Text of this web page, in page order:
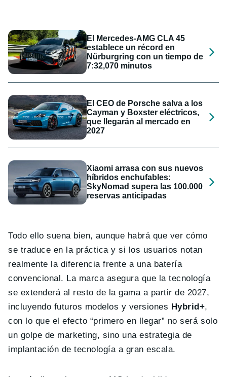
El Mercedes-AMG CLA 45
establece un récord en
Nürburgring con un tiempo de
7:32,070 minutos
El CEO de Porsche salva a los
Cayman y Boxster eléctricos,
que llegarán al mercado en
2027
Xiaomi arrasa con sus nuevos
híbridos enchufables:
SkyNomad supera las 100.000
reservas anticipadas
Todo ello suena bien, aunque habrá que ver cómo
se traduce en la práctica y si los usuarios notan
realmente la diferencia frente a una batería
convencional. La marca asegura que la tecnología
se extenderá al resto de la gama a partir de 2027,
incluyendo futuros modelos y versiones Hybrid+,
con lo que el efecto “primero en llegar” no será solo
un golpe de marketing, sino una estrategia de
implantación de tecnología a gran escala.